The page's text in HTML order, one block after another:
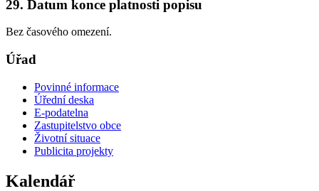
29. Datum konce platnosti popisu
Bez časového omezení.
Úřad
Povinné informace
Úřední deska
E-podatelna
Zastupitelstvo obce
Životní situace
Publicita projekty
Kalendář